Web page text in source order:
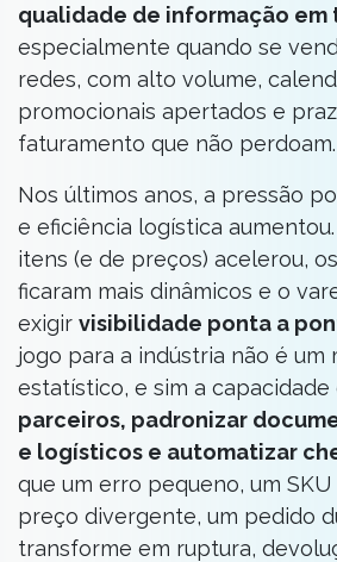
qualidade de informação em
especialmente quando se
redes, com alto volume,
promocionais apertados e
faturamento que não perdoam.
Nos últimos anos, a pressão
e eficiência logística
itens (e de preços) acelerou,
ficaram mais dinâmicos e o
exigir visibilidade ponta a
jogo para a indústria não é um
estatístico, e sim a capacidade
parceiros, padronizar
e logísticos e automatizar
que um erro pequeno, um
preço divergente, um pedido
transforme em ruptura,